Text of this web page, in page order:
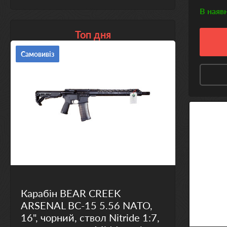
Топ дня
Самовивіз
Карабін BEAR CREEK
ARSENAL BC-15 5.56 NATO,
16", чорний, ствол Nitride 1:7,
В